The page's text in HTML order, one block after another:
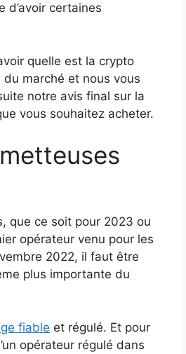
d’avoir certaines
quelle est la crypto
marché et nous vous
notre avis final sur la
vous souhaitez acheter.
que ce soit pour 2023 ou
opérateur venu pour les
2022, il faut être
plus importante du
fiable et régulé. Et pour
opérateur régulé dans